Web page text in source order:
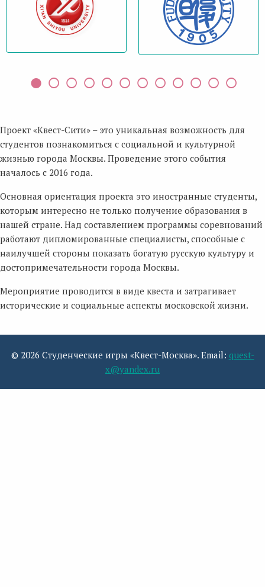
Проект «Квест-Сити» – это уникальная возможность для
студентов познакомиться с социальной и культурной
жизнью города Москвы. Проведение этого события
началось с 2016 года.
Основная ориентация проекта это иностранные студенты,
которым интересно не только получение образования в
нашей стране. Над составлением программы соревнований
работают дипломированные специалисты, способные с
наилучшей стороны показать богатую русскую культуру и
достопримечательности города Москвы.
Мероприятие проводится в виде квеста и затрагивает
исторические и социальные аспекты московской жизни.
© 2026 Студенческие игры «Квест-Москва». Email: quest-
x@yandex.ru